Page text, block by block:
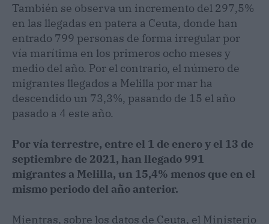
También se observa un incremento del 297,5%
en las llegadas en patera a Ceuta, donde han
entrado 799 personas de forma irregular por
vía marítima en los primeros ocho meses y
medio del año. Por el contrario, el número de
migrantes llegados a Melilla por mar ha
descendido un 73,3%, pasando de 15 el año
pasado a 4 este año.
Por vía terrestre, entre el 1 de enero y el 13 de
septiembre de 2021, han llegado 991
migrantes a Melilla, un 15,4% menos que en el
mismo periodo del año anterior.
Mientras, sobre los datos de Ceuta, el Ministerio